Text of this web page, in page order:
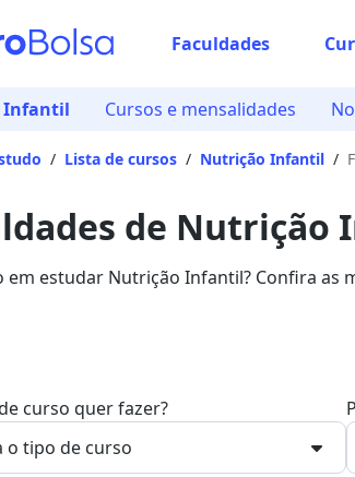
Faculdades
Infantil Cursos e mensalidades
/ Lista de cursos / Nutrição Infantil /
de Nutrição
em estudar Nutrição Infantil? Confira as
curso quer fazer?